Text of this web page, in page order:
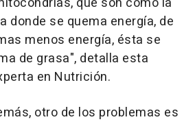
donde se quema energía, de
menos energía, ésta se
de grasa", detalla esta
en Nutrición.
otro de los problemas es